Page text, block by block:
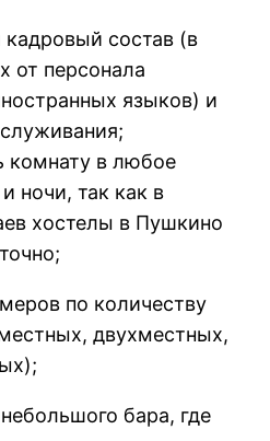
состав (в
от персонала
языков) и
комнату в любое
ночи, так как в
хостелы в Пушкино
по количеству
двухместных,
бара, где